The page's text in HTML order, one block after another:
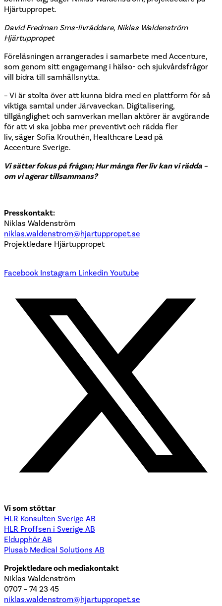
Hjärtuppropet.
David Fredman Sms-livräddare, Niklas Waldenström
Hjärtuppropet
Föreläsningen arrangerades i samarbete med Accenture,
som genom sitt engagemang i hälso- och sjukvårdsfrågor
vill bidra till samhällsnytta.
– Vi är stolta över att kunna bidra med en plattform för så
viktiga samtal under Järvaveckan. Digitalisering,
tillgänglighet och samverkan mellan aktörer är avgörande
för att vi ska jobba mer preventivt och rädda fler
liv, säger Sofia Krouthén, Healthcare Lead på
Accenture Sverige.
Vi sätter fokus på frågan; Hur många fler liv kan vi rädda –
om vi agerar tillsammans?
Presskontakt:
Niklas Waldenström
niklas.waldenstrom@hjartuppropet.se
Projektledare Hjärtuppropet
Facebook Instagram Linkedin Youtube
Vi som stöttar
HLR Konsulten Sverige AB
HLR Proffsen i Sverige AB
Eldupphör AB
Plusab Medical Solutions AB
Projektledare och mediakontakt
Niklas Waldenström
0707 – 74 23 45
niklas.waldenstrom@hjartuppropet.se